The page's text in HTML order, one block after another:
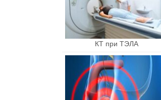
КТ при ТЭЛА